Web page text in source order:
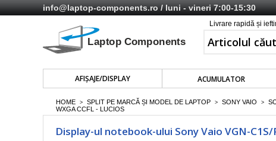
info@laptop-components.ro/ luni - vineri 7:00-15:30
Livrare rapidă și
AFIŞAJE/DISPLAY ACUMULATOR
HOME > SPLIT PE MARCĂ ȘI MODEL DE LAPTOP > SONY VAIO >
WXGA CCFL - LUCIOS
Display-ul notebook-ului Sony Vaio VGN-C1S/